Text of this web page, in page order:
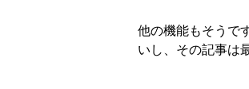
他の機能もそうで
いし、その記事は